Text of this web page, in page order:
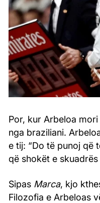
Por, kur Arbeloa
nga braziliani.
e tij: “Do të punoj që
që shokët e skuadrës
Sipas Marca, kjo
Filozofia e Arbeloas